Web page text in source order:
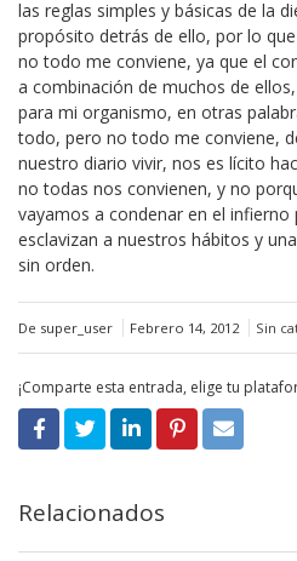
las reglas simples y básicas de la
propósito detrás de ello, por lo
no todo me conviene, ya que el
a combinación de muchos de
para mi organismo, en otras
todo, pero no todo me conviene,
nuestro diario vivir, nos es lícito
no todas nos convienen, y no
vayamos a condenar en el
esclavizan a nuestros hábitos y
sin orden.
De super_user Febrero 14, 2012 Sin
¡Comparte esta entrada, elige tu
Relacionados